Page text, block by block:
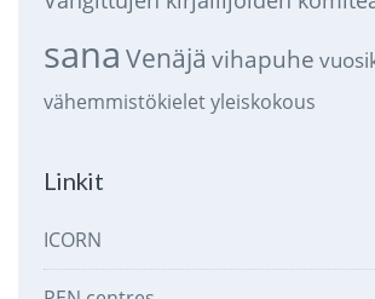
sana Venäjä vihapuhe
vähemmistökieletyleiskokous
Linkit
ICORN